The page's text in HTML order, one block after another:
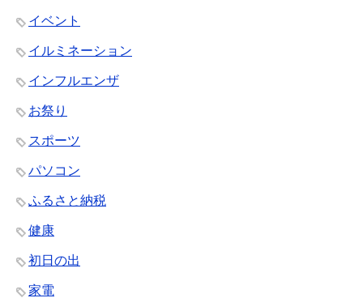
イベント
イルミネーション
インフルエンザ
お祭り
スポーツ
パソコン
ふるさと納税
健康
初日の出
家電